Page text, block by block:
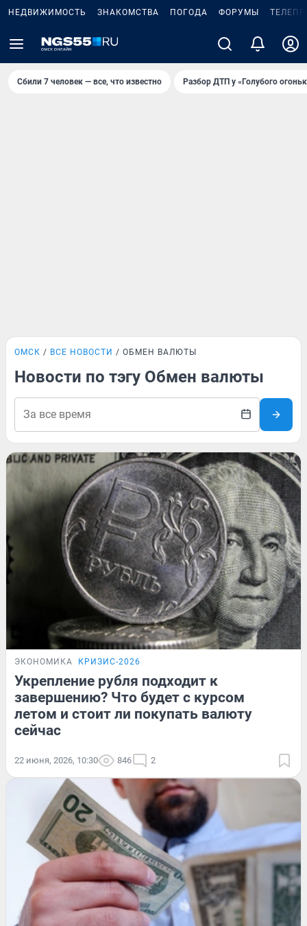
НЕДВИЖИМОСТЬ ЗНАКОМСТВА ПОГОДА ФОРУМЫ
Сбили 7 человек — все, что известно Разбор ДТП у «Голубого
ОМСК ВСЕ НОВОСТИ ОБМЕН ВАЛЮТЫ
Новости по тэгу Обмен валюты
ЭКОНОМИКА КРИЗИС-2026
Укрепление рубля подходит к
завершению? Что будет с курсом
летом и стоит ли покупать валюту
сейчас
22 июня, 2026, 10:30 846 2